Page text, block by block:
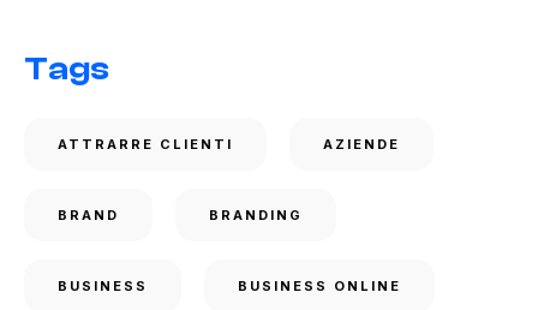
Tags
ATTRARRE CLIENTI AZIENDE
BRAND BRANDING
BUSINESS BUSINESS ONLINE